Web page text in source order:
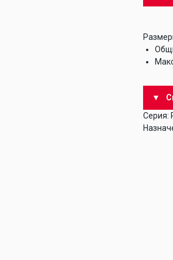
Серия: